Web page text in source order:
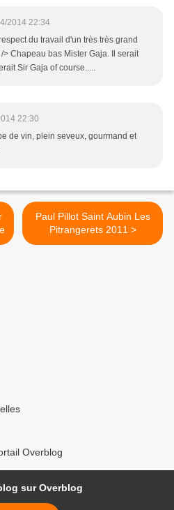
2014 22:34
du travail d'un très très grand
> Chapeau bas Mister Gaja. Il serait
Sir Gaja of course.....
22:30
de vin, plein seveux, gourmand et
Paul Pillot Saint Aubin Les
Pitrangerets 2011 >
Overblog
sur Overblog